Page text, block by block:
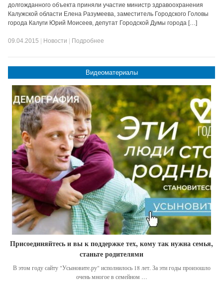
долгожданного объекта приняли участие министр здравоохранения
Калужской области Елена Разумеева, заместитель Городского Головы
города Калуги Юрий Моисеев, депутат Городской Думы города […]
09.04.2015 Новости Подробнее
Видеоматериалы
Присоединяйтесь и вы к поддержке тех, кому так нужна семья,
станьте родителями
В этом году сайту "Усыновите.ру" исполнилось 18 лет. За эти годы произошло
очень многое в семейном …